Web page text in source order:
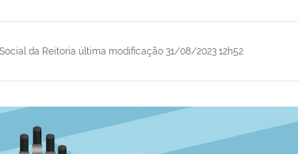
da Reitoria última modificação 31/08/2023 12h52